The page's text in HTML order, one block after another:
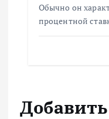
Обычно он
процентной